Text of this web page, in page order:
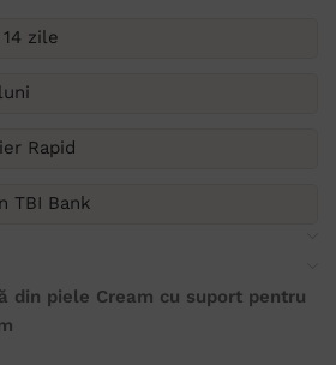
zile
Rapid
TBI Bank
din piele Cream cu suport pentru